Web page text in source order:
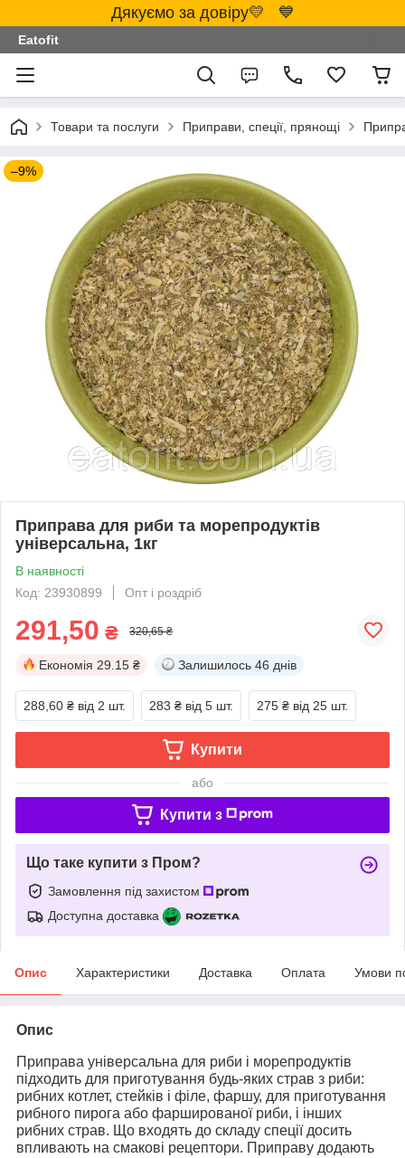
Дякуємо за довіру💛 💙
Eatofit
Товари та послуги Приправи, спеції, прянощі
–9%
Приправа для риби та морепродуктів
універсальна, 1кг
В наявності
Код: 23930899
Опт і роздріб
291,50 ₴ 320,65 ₴
Економія 29.15 ₴ Залишилось 46 днів
288,60 ₴ від 2 шт. 283 ₴ від 5 шт. 275 ₴ від 25 шт.
Купити
або
Купити з
Що таке купити з Пром?
Замовлення під захистом
Доступна доставка
Опис Характеристики Доставка Оплата Умови
Опис
Приправа універсальна для риби і морепродуктів
підходить для приготування будь-яких страв з риби:
рибних котлет, стейків і філе, фаршу, для приготування
рибного пирога або фаршированої риби, і інших
рибних страв. Що входять до складу спеції досить
впливають на смакові рецептори. Приправу додають